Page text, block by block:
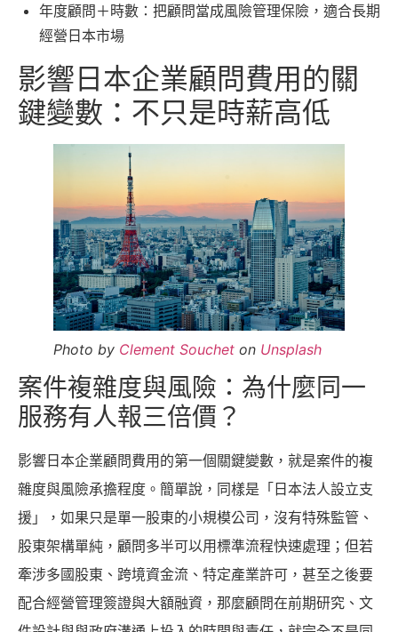
年度顧問＋時數：把顧問當成風險管理保險，適合長期
經營日本市場
影響日本企業顧問費用的關
鍵變數：不只是時薪高低
Photo by Clement Souchet on Unsplash
案件複雜度與風險：為什麼同一
服務有人報三倍價？
影響日本企業顧問費用的第一個關鍵變數，就是案件的複
雜度與風險承擔程度。簡單說，同樣是「日本法人設立支
援」，如果只是單一股東的小規模公司，沒有特殊監管、
股東架構單純，顧問多半可以用標準流程快速處理；但若
牽涉多國股東、跨境資金流、特定產業許可，甚至之後要
配合經營管理簽證與大額融資，那麼顧問在前期研究、文